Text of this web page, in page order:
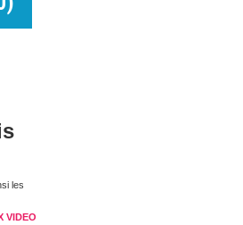
les
VIDEO